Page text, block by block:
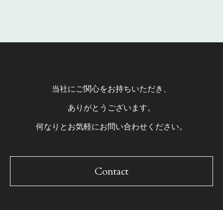
当社にご関心をお持ちいただき、
ありがとうございます。
何なりとお気軽にお問い合わせください。
Contact